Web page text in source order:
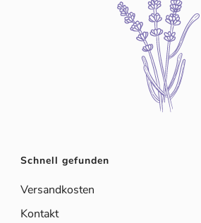
Schnell gefunden
Versandkosten
Kontakt